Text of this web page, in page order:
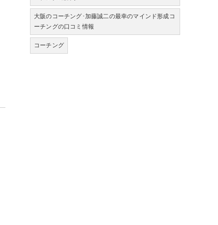
大阪のコーチング･加藤誠二の最幸のマインド形成コ
ーチングの口コミ情報
コーチング